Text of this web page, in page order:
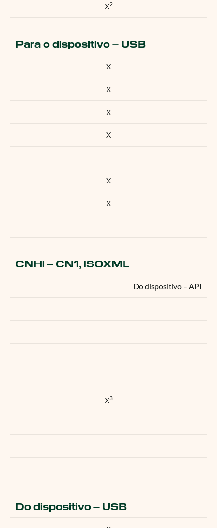
X2
Para o dispositivo – USB
X
X
X
X
X
X
CNHi – CN1, ISOXML
Do dispositivo – API
X3
Do dispositivo – USB